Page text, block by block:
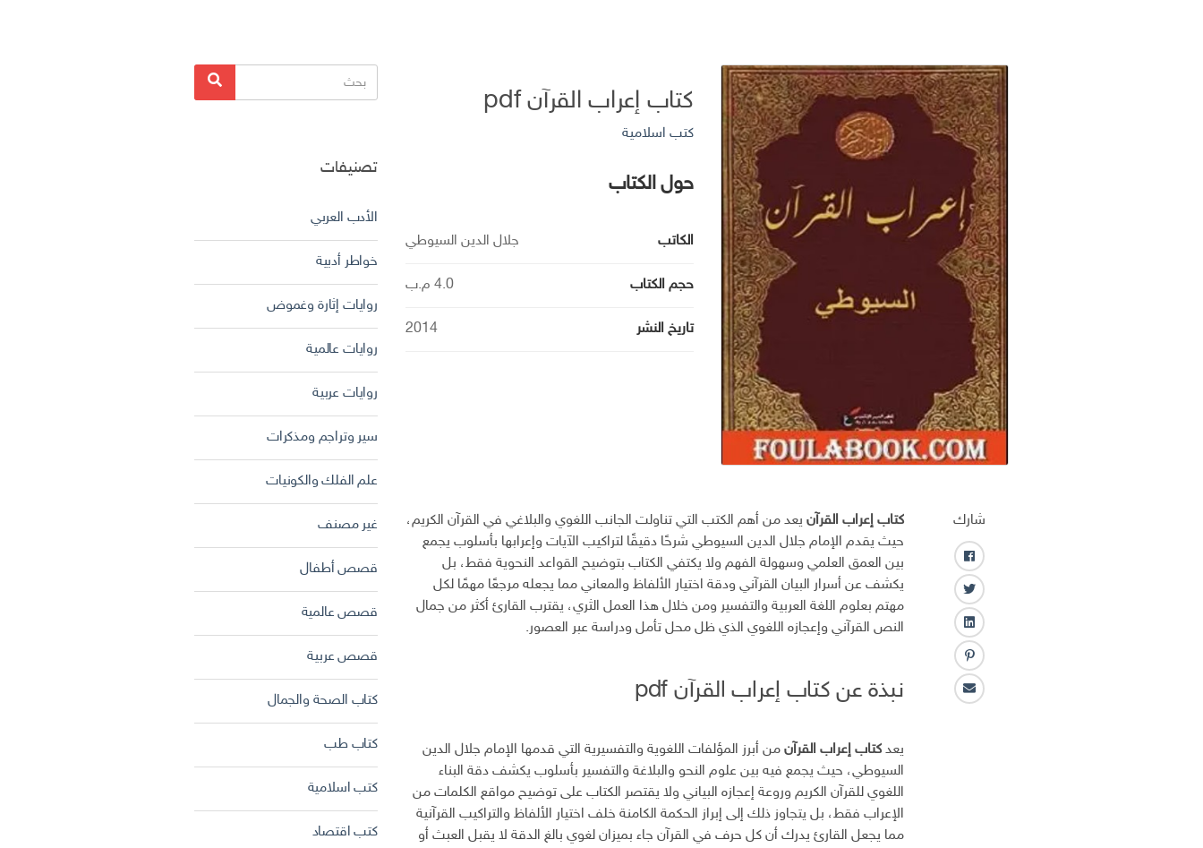
كتاب إعراب القرآن pdf
كتب اسلامية
حول الكتاب
الكاتب جلال الدين السيوطي
حجم الكتاب 4.0 م.ب
تاريخ النشر 2014
شارك
ف
ا
ي
س
ب
و
ك
ت
و
ي
ت
ر
ل
ي
ن
ك
ـ
ب
ن
تا
كتاب إعراب القرآن يعد من أهم الكتب التي تناولت الجانب اللغوي والبلاغي في القرآن الكريم،
حيث يقدم الإمام جلال الدين السيوطي شرحًا دقيقًا لتراكيب الآيات وإعرابها بأسلوب يجمع
بين العمق العلمي وسهولة الفهم ولا يكتفي الكتاب بتوضيح القواعد النحوية فقط، بل
يكشف عن أسرار البيان القرآني ودقة اختيار الألفاظ والمعاني مما يجعله مرجعًا مهمًا لكل
مهتم بعلوم اللغة العربية والتفسير ومن خلال هذا العمل الثري، يقترب القارئ أكثر من جمال
النص القرآني وإعجازه اللغوي الذي ظل محل تأمل ودراسة عبر العصور.
نبذة عن كتاب إعراب القرآن pdf
يعدكتاب إعراب القرآن من أبرز المؤلفات اللغوية والتفسيرية التي قدمها الإمام جلال الدين
السيوطي، حيث يجمع فيه بين علوم النحو والبلاغة والتفسير بأسلوب يكشف دقة البناء
اللغوي للقرآن الكريم وروعة إعجازه البياني ولا يقتصر الكتاب على توضيح مواقع الكلمات من
الإعراب فقط، بل يتجاوز ذلك إلى إبراز الحكمة الكامنة خلف اختيار الألفاظ والتراكيب القرآنية
مما يجعل القارئ يدرك أن كل حرف في القرآن جاء بميزان لغوي بالغ الدقة لا يقبل العبث أو
البحث
عن:
بحث
تصنيفات
الأدب العربي
خواطر أدبية
روايات إثارة وغموض
روايات عالمية
روايات عربية
سير وتراجم ومذكرات
علم الفلك والكونيات
غير مصنف
قصص أطفال
قصص عالمية
قصص عربية
كتاب الصحة والجمال
كتاب طب
كتب اسلامية
كتب اقتصاد